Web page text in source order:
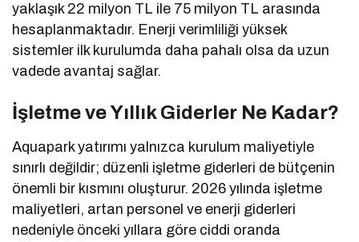
yaklaşık 22 milyon TL ile 75 milyon TL arasında
hesaplanmaktadır. Enerji verimliliği yüksek
sistemler ilk kurulumda daha pahalı olsa da uzun
vadede avantaj sağlar.
İşletme ve Yıllık Giderler Ne Kadar?
Aquapark yatırımı yalnızca kurulum maliyetiyle
sınırlı değildir; düzenli işletme giderleri de bütçenin
önemli bir kısmını oluşturur. 2026 yılında işletme
maliyetleri, artan personel ve enerji giderleri
nedeniyle önceki yıllara göre ciddi oranda